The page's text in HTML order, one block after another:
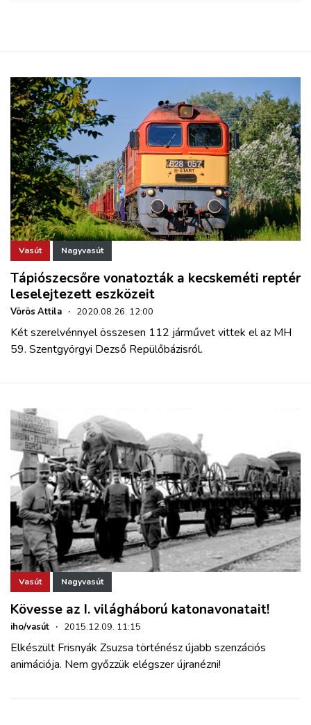
BELÉPÉS
REGISZTRÁCIÓ
Vasút Nagyvasút
Tápiószecsőre vonatozták a kecskeméti reptér
leselejtezett eszközeit
Vörös Attila · 2020.08.26. 12:00
Két szerelvénnyel összesen 112 járművet vittek el az MH
59. Szentgyörgyi Dezső Repülőbázisról.
Vasút Nagyvasút
Kövesse az I. világháború katonavonatait!
iho/vasút · 2015.12.09. 11:15
Elkészült Frisnyák Zsuzsa történész újabb szenzációs
animációja. Nem győzzük elégszer újranézni!